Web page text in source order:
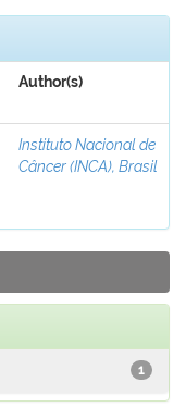
Author(s)
Instituto Nacional de
Câncer (INCA), Brasil
1